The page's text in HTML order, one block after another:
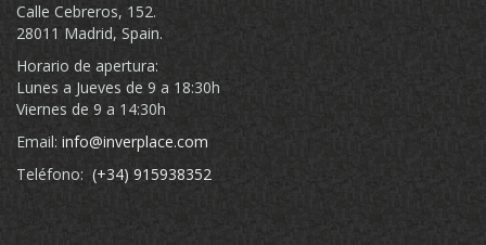
Calle Cebreros, 152.
28011 Madrid, Spain.
Horario de apertura:
Lunes a Jueves de 9 a 18:30h
Viernes de 9 a 14:30h
Email: info@inverplace.com
Teléfono: (+34) 915938352